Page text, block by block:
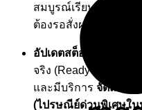
สมบูรณ์เรียบร้อย พร้อ
ต้องรอสั่งผลิต
อัปเดตสต็อก Real-
จริง (Ready to ship)
และมีบริการ จัดส่งฟรี
(ไปรษณีย์ด่วนพิเศษใน